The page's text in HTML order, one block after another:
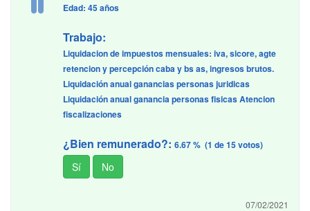
Edad: 45 años
Trabajo:
Liquidacion de impuestos mensuales: iva, sicore, agte
retencion y percepción caba y bs as, ingresos brutos.
Liquidación anual ganancias personas juridicas
Liquidación anual ganancia personas fisicas Atencion
fiscalizaciones
¿Bien remunerado?: 6.67 % (1 de 15 votos)
07/02/2021